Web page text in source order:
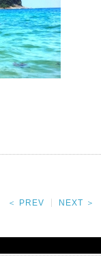
＜ PREV NEXT ＞